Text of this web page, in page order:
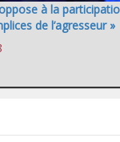
à la
de l’agresseur »